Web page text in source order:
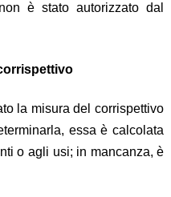
è stato autorizzato dal
la misura del corrispettivo
essa è calcolata
o agli usi; in mancanza, è